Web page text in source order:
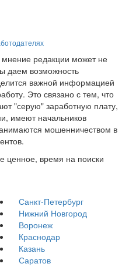
редакции может не
даем возможность
важной информацией
Это связано с тем, что
"серую" заработную плату,
имеют начальников
мошенничеством в
ценное, время на поиски
Санкт-Петербург
Нижний Новгород
Воронеж
Краснодар
Казань
Саратов